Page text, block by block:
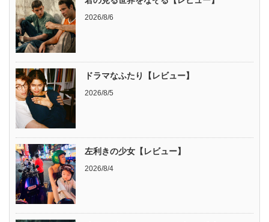
2026/8/6
ドラマなふたり【レビュー】
2026/8/5
左利きの少女【レビュー】
2026/8/4